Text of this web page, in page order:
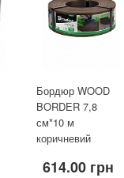
Бордюр WOOD
BORDER 7,8
см*10 м
коричневий
614.00 грн